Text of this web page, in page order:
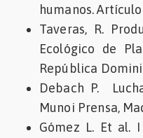
humanos.
Taveras, R.
Ecológico de
República
Debach P.
Munoi Prensa,
Gómez L. Et al.